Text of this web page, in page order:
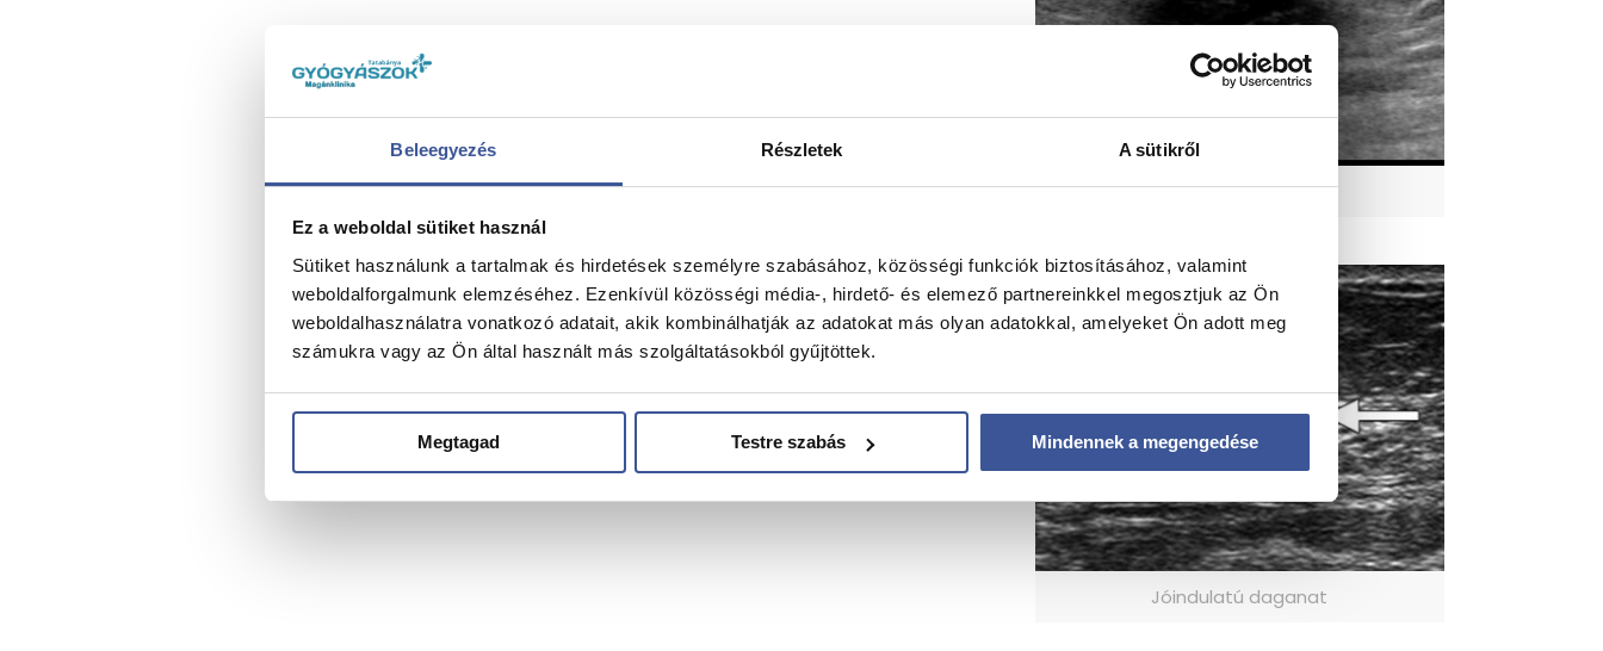
Beleegyezés Részletek A sütikről
Ez a weboldal sütiket használ
Sütiket használunk a tartalmak és hirdetések személyre szabásához, közösségi funkciók biztosításához, valamint
weboldalforgalmunk elemzéséhez. Ezenkívül közösségi média-, hirdető- és elemező partnereinkkel megosztjuk az Ön
weboldalhasználatra vonatkozó adatait, akik kombinálhatják az adatokat más olyan adatokkal, amelyeket Ön adott meg
számukra vagy az Ön által használt más szolgáltatásokból gyűjtöttek.
Megtagad Testre szabás Mindennek a megengedése
Galactocele
Jóindulatú daganat